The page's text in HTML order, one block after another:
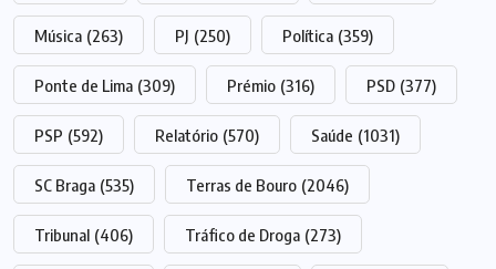
Música (263) PJ (250) Política (359)
Ponte de Lima (309) Prémio (316) PSD (377)
PSP (592) Relatório (570) Saúde (1031)
SC Braga (535) Terras de Bouro (2046)
Tribunal (406) Tráfico de Droga (273)